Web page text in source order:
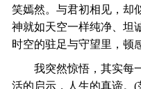
笑嫣然。与君初相见，却
神就如天空一样纯净、坦
时空的驻足与守望里，顿
我突然惊悟，其实每
活的启示，人生的真谛。(